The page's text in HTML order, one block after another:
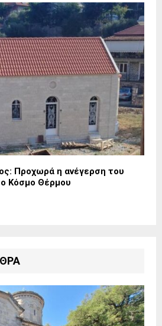
Προχωρά η ανέγερση του
Κόσμο Θέρμου